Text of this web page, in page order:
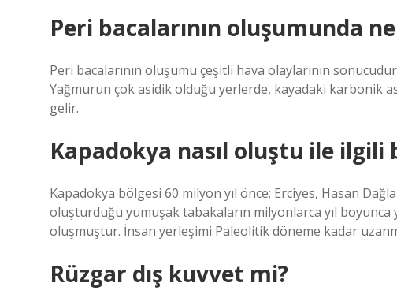
Peri bacalarının oluşumunda
Peri bacalarının oluşumu çeşitli hava olaylarının
Yağmurun çok asidik olduğu yerlerde, kayadaki karbonik
gelir.
Kapadokya nasıl oluştu ile
Kapadokya bölgesi 60 milyon yıl önce; Erciyes, Hasan
oluşturduğu yumuşak tabakaların milyonlarca yıl boyunca
oluşmuştur. İnsan yerleşimi Paleolitik döneme kadar
Rüzgar dış kuvvet mi?